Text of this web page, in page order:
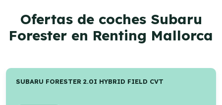
Ofertas de coches Subaru
Forester en Renting Mallorca
SUBARU FORESTER 2.0I HYBRID FIELD CVT